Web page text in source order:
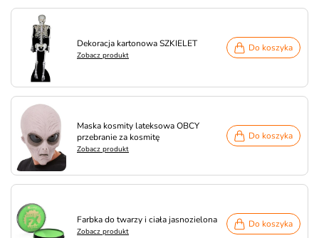
Dekoracja kartonowa SZKIELET
Zobacz produkt
Do koszyka
Maska kosmity lateksowa OBCY
przebranie za kosmitę
Zobacz produkt
Do koszyka
Farbka do twarzy i ciała jasnozielona
Zobacz produkt
Do koszyka